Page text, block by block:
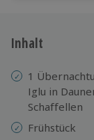
Jeder
10 Jahre
Inhalt
1
Iglu in
Schaffellen
Frühstück